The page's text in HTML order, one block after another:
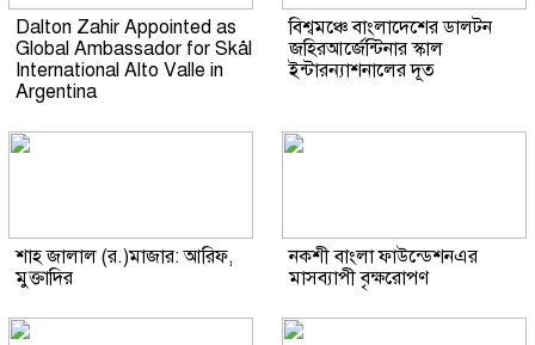
Dalton Zahir Appointed as
Global Ambassador for Skål
International Alto Valle in
Argentina
বিশ্বমঞ্চে বাংলাদেশের ডালটন
জহিরআর্জেন্টিনার স্কাল
ইন্টারন্যাশনালের দূত
শাহ জালাল (র.)মাজার: আরিফ,
মুক্তাদির
নকশী বাংলা ফাউন্ডেশনএর
মাসব্যাপী বৃক্ষরোপণ